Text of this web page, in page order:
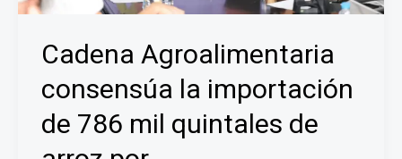
Cadena Agroalimentaria
consensúa la importación
de 786 mil quintales de